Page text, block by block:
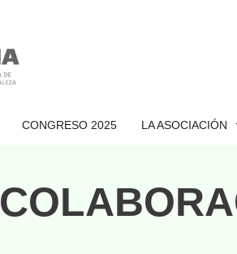
CONGRESO 2025 LA ASOCIACIÓN